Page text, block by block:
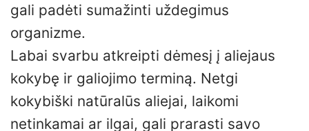
gali padėti sumažinti uždegimus
organizme.
Labai svarbu atkreipti dėmesį į aliejaus
kokybę ir galiojimo terminą. Netgi
kokybiški natūralūs aliejai, laikomi
netinkamai ar ilgai, gali prarasti savo